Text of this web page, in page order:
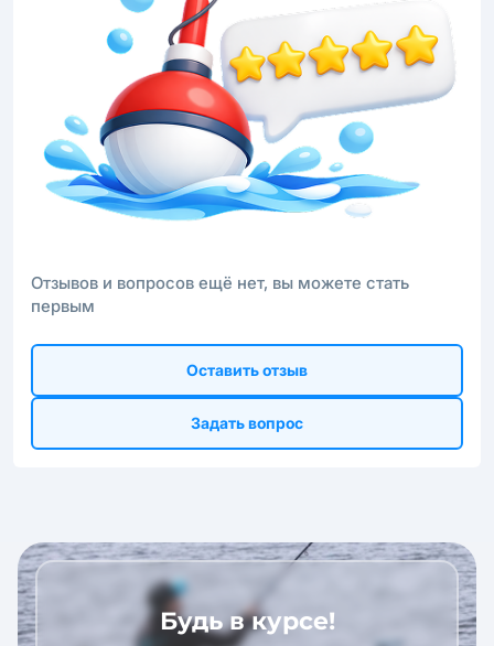
Отзывов и вопросов ещё нет, вы можете стать
первым
Оставить отзыв
Задать вопрос
Будь в курсе!